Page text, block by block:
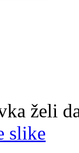
želi
slike